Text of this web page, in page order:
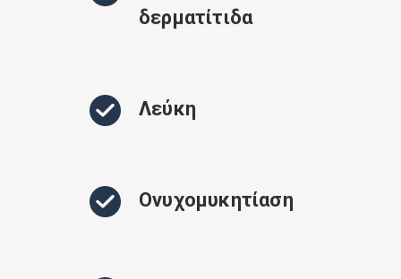
δερματίτιδα
Λεύκη
Ονυχομυκητίαση